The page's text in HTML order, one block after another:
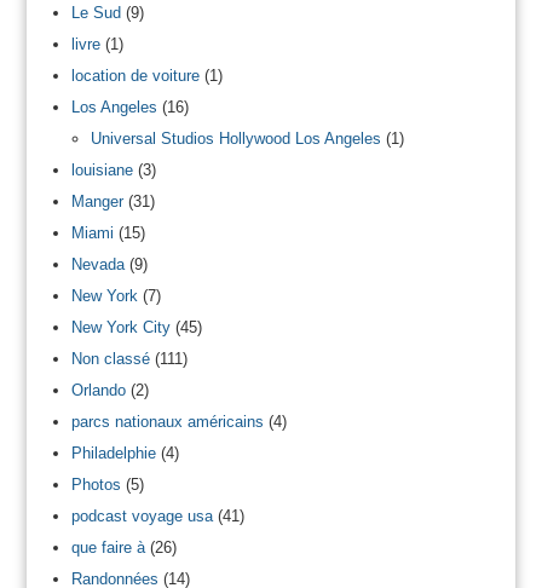
Le Sud(9)
livre(1)
location de voiture(1)
Los Angeles (16)
Universal Studios Hollywood Los Angeles (1)
louisiane(3)
Manger(31)
Miami (15)
Nevada(9)
New York (7)
New York City(45)
Non classé(111)
Orlando(2)
parcs nationaux américains (4)
Philadelphie(4)
Photos (5)
podcast voyage usa(41)
que faire à(26)
Randonnées (14)